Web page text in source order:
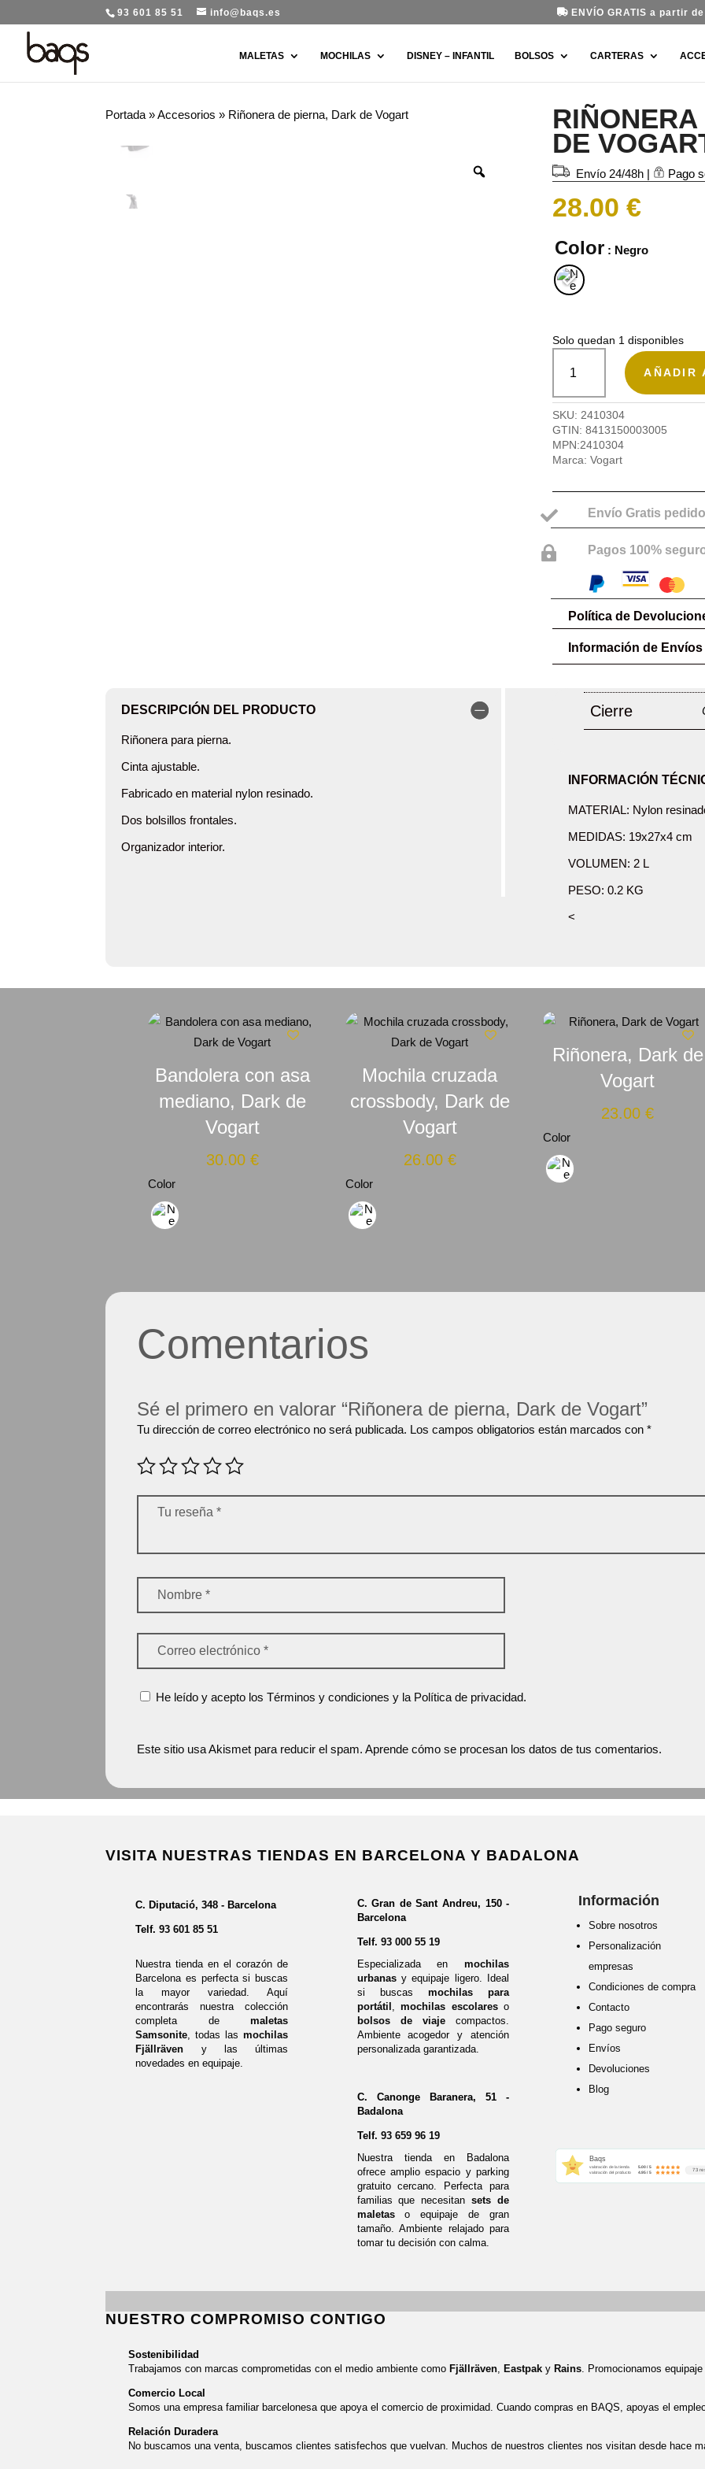
93 601 85 51 info@baqs.es ENVÍO GRATIS a partir
MALETAS MOCHILAS DISNEY – INFANTIL BOLSOS CARTERAS
Portada»Accesorios » Riñonera de pierna, Dark de Vogart
DE
Envío 24/48h| Pago
28.00 €
Color : Negro
Solo quedan 1 disponibles
Riñonera
de
Dark
de
Vogart
cantidad
AÑADIR
SKU: 2410304
GTIN: 8413150003005
MPN:2410304
Marca: Vogart
 Envío Gratis
 Pagos 100%
Política de
Información de Envíos
DESCRIPCIÓN DEL PRODUCTO
Riñonera para pierna.
Cinta ajustable.
Fabricado en material nylon resinado.
Dos bolsillos frontales.
Organizador interior.
Cierre
INFORMACIÓN
MATERIAL: Nylon
MEDIDAS: 19x27x4 cm
VOLUMEN: 2 L
PESO: 0.2 KG
<
Bandolera con asa
mediano, Dark de
Vogart
30.00 €
Color
Mochila cruzada
crossbody, Dark de
Vogart
26.00 €
Color
Riñonera, Dark de
Vogart
23.00€
Color
Comentarios
Sé el primero en valorar “Riñonera de pierna, Dark de Vogart”
Tu dirección de correo electrónico no será publicada. Los campos obligatorios están marcados con*
He leído y acepto los Términos y condiciones y la Política de privacidad.
Este sitio usa Akismet para reducir el spam.Aprende cómo se procesan los datos de tus comentarios.
VISITA NUESTRAS TIENDAS EN BARCELONA Y BADALONA
C. Diputació, 348 - Barcelona
Telf. 93 601 85 51
Nuestra tienda en el corazón de
Barcelona es perfecta si buscas
la mayor variedad. Aquí
encontrarás nuestra colección
completa de maletas
Samsonite , todas las mochilas
Fjällräven y las últimas
novedades en equipaje.
C. Gran de Sant Andreu, 150 -
Barcelona
Telf. 93 000 55 19
Especializada enmochilas
urbanasy equipaje ligero. Ideal
si buscas mochilas para
portátil
,mochilas escolareso
bolsos de viajecompactos.
Ambiente acogedor y atención
personalizada garantizada.
C. Canonge Baranera, 51 -
Badalona
Telf. 93 659 96 19
Nuestra tienda en Badalona
ofrece amplio espacio y parking
gratuito cercano. Perfecta para
familias que necesitansets de
maletaso equipaje de gran
tamaño. Ambiente relajado para
tomar tu decisión con calma.
Información
Sobre nosotros
Personalización
empresas
Condiciones de compra
Contacto
Pago seguro
Envíos
Devoluciones
Blog
Baqs
valoración de la tienda 5.00 / 5
valoración del producto 4.95 / 5 73
NUESTRO COMPROMISO CONTIGO
Sostenibilidad
Trabajamos con marcas comprometidas con el medio ambiente como Fjällräven Eastpak y Rains . Promocionamos
Comercio Local
Somos una empresa familiar barcelonesa que apoya el comercio de proximidad. Cuando compras en BAQS, apoyas el
Relación Duradera
No buscamos una venta, buscamos clientes satisfechos que vuelvan. Muchos de nuestros clientes nos visitan desde hace